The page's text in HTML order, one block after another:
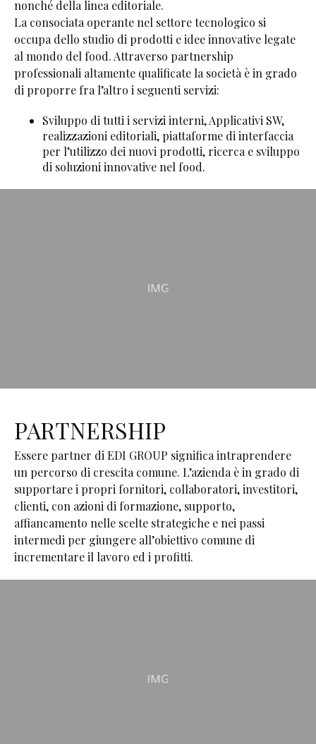
nonché della linea editoriale.
La consociata operante nel settore tecnologico si
occupa dello studio di prodotti e idee innovative legate
al mondo del food. Attraverso partnership
professionali altamente qualificate la società è in grado
di proporre fra l’altro i seguenti servizi:
Sviluppo di tutti i servizi interni, Applicativi SW,
realizzazioni editoriali, piattaforme di interfaccia
per l’utilizzo dei nuovi prodotti, ricerca e sviluppo
di soluzioni innovative nel food.
PARTNERSHIP
Essere partner di EDI GROUP significa intraprendere
un percorso di crescita comune. L’azienda è in grado di
supportare i propri fornitori, collaboratori, investitori,
clienti, con azioni di formazione, supporto,
affiancamento nelle scelte strategiche e nei passi
intermedi per giungere all’obiettivo comune di
incrementare il lavoro ed i profitti.